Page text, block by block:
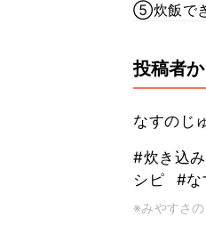
⑤炊飯でき
投稿者
なすのじ
#炊き込
シピ
#な
※みやすさ